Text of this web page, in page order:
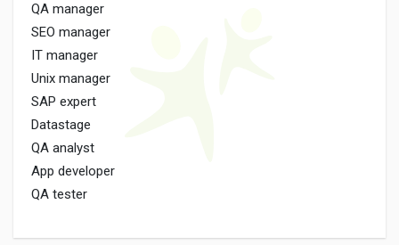
QA manager
SEO manager
IT manager
Unix manager
SAP expert
Datastage
QA analyst
App developer
QA tester